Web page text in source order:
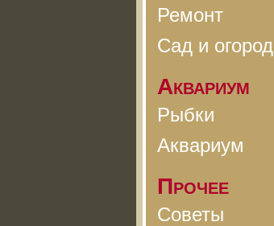
Ремонт
Сад и огород
Аквариум
Рыбки
Аквариум
Прочее
Советы